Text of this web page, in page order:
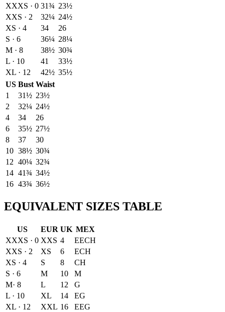
XXXS · 0 31¾ 23½
XXS · 2
32¼ 24½
XS · 4
34
26
S · 6
36¼ 28¼
M · 8
38½ 30¾
L · 10
41
33½
XL · 12
42½ 35½
US Bust Waist
1
31½ 23½
2
32¼ 24½
4
34
26
6
35½ 27½
8
37
30
10 38½ 30¾
12 40¼ 32¾
14 41¾ 34½
16 43¾ 36½
EQUIVALENT SIZES TABLE
US EUR UK MEX
XXXS · 0 XXS 4
EECH
XXS · 2
XS 6
ECH
XS · 4
S 8
CH
S · 6
M 10
M
M· 8
L 12
G
L · 10
XL 14
EG
XL · 12
XXL 16
EEG